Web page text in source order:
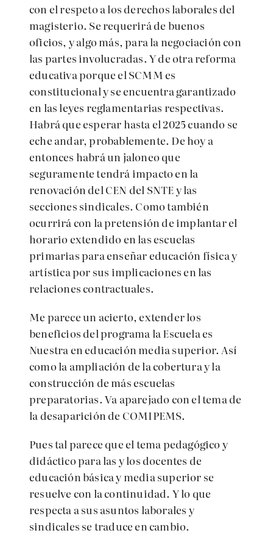
con el respeto a los derechos laborales del
magisterio. Se requerirá de buenos
oficios, y algo más, para la negociación con
las partes involucradas. Y de otra reforma
educativa porque el SCMM es
constitucional y se encuentra garantizado
en las leyes reglamentarias respectivas.
Habrá que esperar hasta el 2025 cuando se
eche andar, probablemente. De hoy a
entonces habrá un jaloneo que
seguramente tendrá impacto en la
renovación del CEN del SNTE y las
secciones sindicales. Como también
ocurrirá con la pretensión de implantar el
horario extendido en las escuelas
primarias para enseñar educación física y
artística por sus implicaciones en las
relaciones contractuales.
Me parece un acierto, extender los
beneficios del programa la Escuela es
Nuestra en educación media superior. Así
como la ampliación de la cobertura y la
construcción de más escuelas
preparatorias. Va aparejado con el tema de
la desaparición de COMIPEMS.
Pues tal parece que el tema pedagógico y
didáctico para las y los docentes de
educación básica y media superior se
resuelve con la continuidad. Y lo que
respecta a sus asuntos laborales y
sindicales se traduce en cambio.